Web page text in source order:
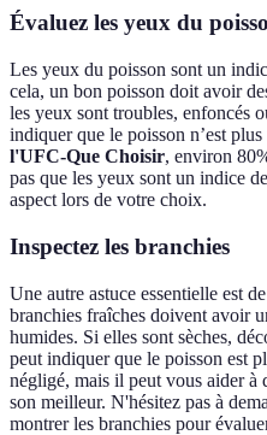
Évaluez les yeux du
Les yeux du poisson sont un
cela, un bon poisson doit avoir
les yeux sont troubles, enfoncés
indiquer que le poisson n’est
l'UFC-Que Choisir, environ
pas que les yeux sont un indice
aspect lors de votre choix.
Inspectez les branchies
Une autre astuce essentielle est
branchies fraîches doivent avoir
humides. Si elles sont sèches,
peut indiquer que le poisson est
négligé, mais il peut vous aider à
son meilleur. N'hésitez pas à
montrer les branchies pour